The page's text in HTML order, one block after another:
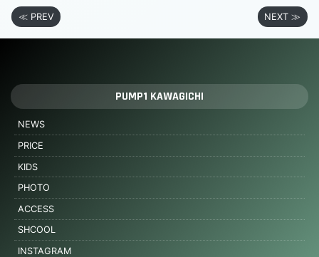
≪ PREV NEXT ≫
PUMP1 KAWAGICHI
NEWS
PRICE
KIDS
PHOTO
ACCESS
SHCOOL
INSTAGRAM